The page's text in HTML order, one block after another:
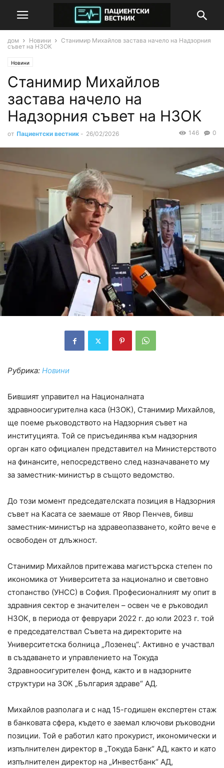
дом Новини
Станимир Михайлов застава начело на Надзорния
съвет на НЗОК
Новини
Станимир Михайлов
застава начело на
Надзорния съвет на НЗОК
от Пациентски вестник - 26/02/2026 0
146
Рубрика: Новини
Бившият управител на Националната
здравноосигурителна каса (НЗОК), Станимир Михайлов,
ще поеме ръководството на Надзорния съвет на
институцията. Той се присъединява към надзорния
орган като официален представител на Министерството
на финансите, непосредствено след назначаването му
за заместник-министър в същото ведомство.
До този момент председателската позиция в Надзорния
съвет на Касата се заемаше от Явор Пенчев, бивш
заместник-министър на здравеопазването, който вече е
освободен от длъжност.
Станимир Михайлов притежава магистърска степен по
икономика от Университета за национално и световно
стопанство (УНСС) в София. Професионалният му опит в
здравния сектор е значителен – освен че е ръководил
НЗОК, в периода от февруари 2022 г. до юли 2023 г. той
е председателствал Съвета на директорите на
Университетска болница „Лозенец“. Активно е участвал
в създаването и управлението на Токуда
Здравноосигурителен фонд, както и в надзорните
структури на ЗОК „България здраве“ АД.
Михайлов разполага и с над 15-годишен експертен стаж
в банковата сфера, където е заемал ключови ръководни
позиции. Той е работил като прокурист, икономически и
изпълнителен директор в „Токуда Банк“ АД, както и като
изпълнителен директор на „Инвестбанк“ АД,